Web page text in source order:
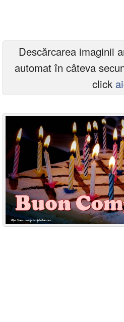
Felicitari muzicale personalizate
Descărcarea imaginii
automat în câteva
click